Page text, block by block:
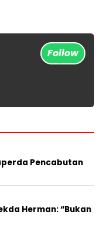
Follow
Pencabutan
Herman: “Bukan